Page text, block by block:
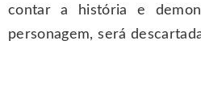
contar a história e
personagem, será